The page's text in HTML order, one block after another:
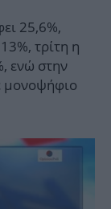
25,6%,
τρίτη η
ενώ στην
μονοψήφιο